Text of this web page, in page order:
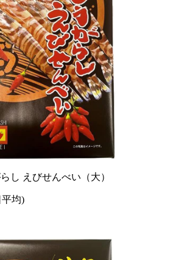
し えびせんべい（大）
平均)